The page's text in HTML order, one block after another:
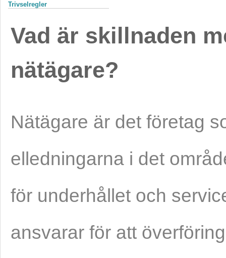
Trivselregler
Vad är skillnaden
nätägare?
Nätägare är det företag
elledningarna i det
för underhållet och
ansvarar för att